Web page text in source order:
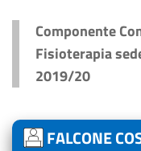
Componente
Fisioterapia
2019/20
FALCONE